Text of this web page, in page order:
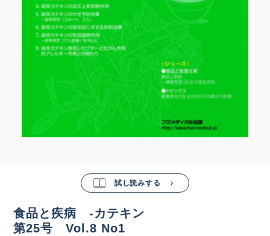
試し読みする
食品と疾病 -カテキン
第25号 Vol.8 No1